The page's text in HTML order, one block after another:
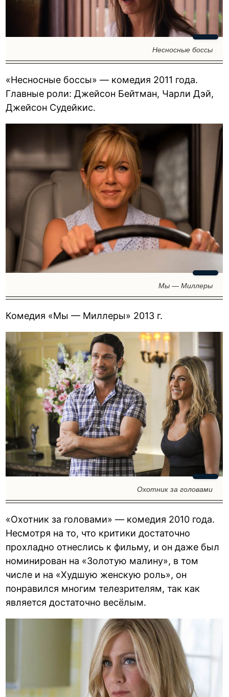
Несносные боссы
«Несносные боссы» — комедия 2011 года.
Главные роли: Джейсон Бейтман, Чарли Дэй,
Джейсон Судейкис.
Мы — Миллеры
Комедия «Мы — Миллеры» 2013 г.
Охотник за головами
«Охотник за головами» — комедия 2010 года.
Несмотря на то, что критики достаточно
прохладно отнеслись к фильму, и он даже был
номинирован на «Золотую малину», в том
числе и на «Худшую женскую роль», он
понравился многим телезрителям, так как
является достаточно весёлым.